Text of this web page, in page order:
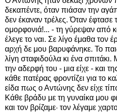
δεκαπέντε, όταν πιάσαν την
δεν έκαναν τρέλες. Όταν έφτασε
ομορφονιά!... - τη γύρεψαν από
έλεγε το ναι. Σε λίγο έμαθα τον
αρχή δε μου βαρυφάνηκε. Το
λίγη σταφιδούλα κι ένα
την αδερφή του - μια είχε - και
κάθε πατέρας φροντίζει για το
είδα πως ο Αντώνης δεν είχε
Κάθε βράδυ με τη γυναίκα μου
και τον βρίζαμε· τον λέγαμε